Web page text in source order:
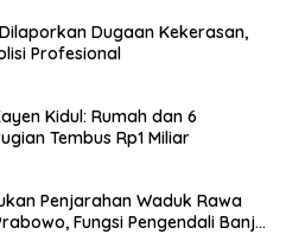
Dugaan Kekerasan,
Profesional
Kidul: Rumah dan 6
Tembus Rp1 Miliar
Penjarahan Waduk Rawa
Fungsi Pengendali Banjir